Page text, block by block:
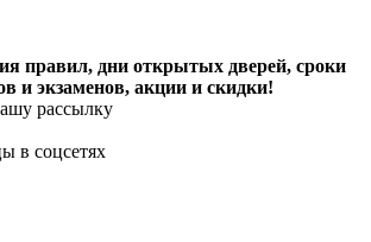
правил, дни открытых дверей, сроки
и экзаменов, акции и скидки!
рассылку
в соцсетях